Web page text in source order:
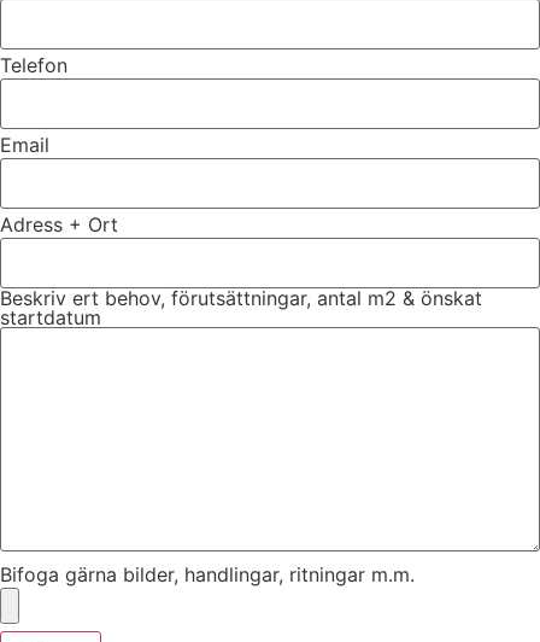
Telefon
Email
Adress + Ort
Beskriv ert behov, förutsättningar, antal m2 & önskat
startdatum
Bifoga gärna bilder, handlingar, ritningar m.m.